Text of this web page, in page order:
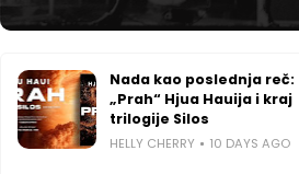
Nada kao poslednja reč:
„Prah“ Hjua Hauija i kraj
trilogije Silos
HELLY CHERRY 10 DAYS AGO